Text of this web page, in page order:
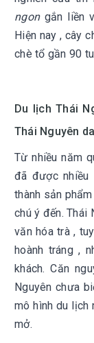
ngon gắn liền
Hiện nay , cây
chè tổ gần 90
Du lịch Thái
Thái Nguyên
Từ nhiều năm
đã được nhiều
thành sản
chú ý đến. Thái
văn hóa trà ,
hoành tráng ,
khách. Căn
Nguyên chưa
mô hình du lịch
mở.